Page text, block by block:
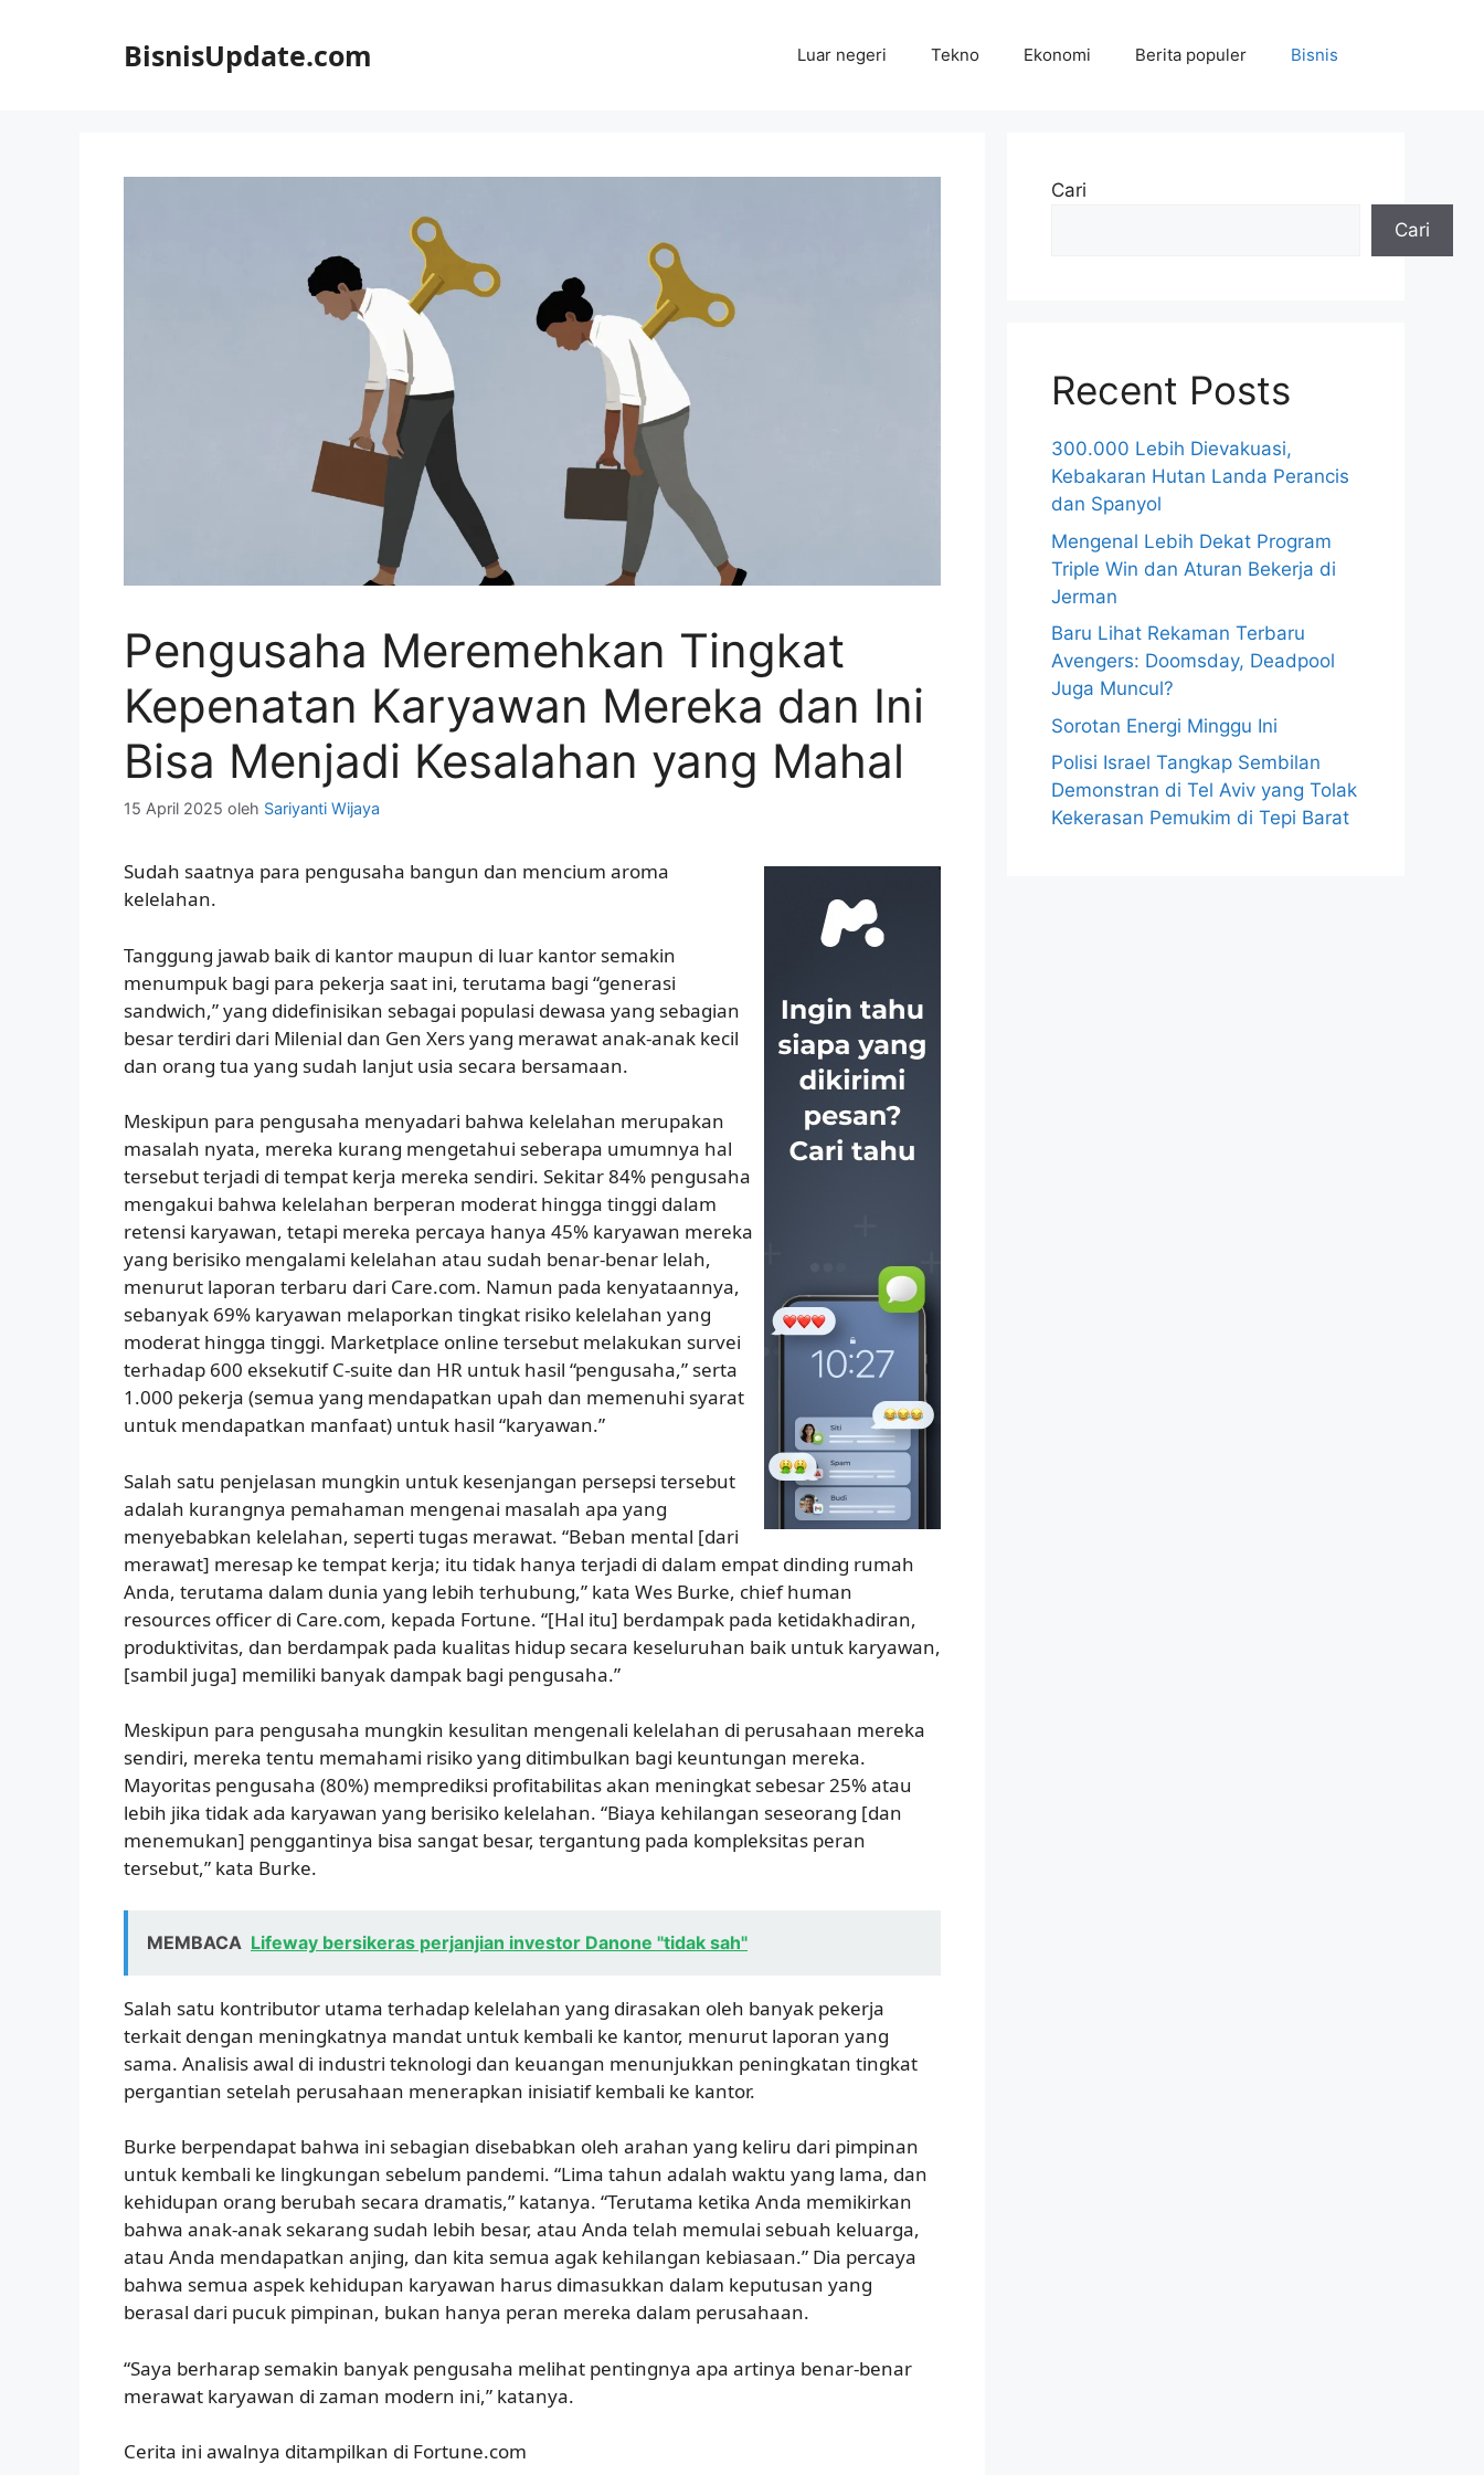
BisnisUpdate.com Luar negeri Tekno Ekonomi Berita populer Bisnis
Pengusaha Meremehkan Tingkat
Kepenatan Karyawan Mereka dan Ini
Bisa Menjadi Kesalahan yang Mahal
15 April 2025 oleh Sariyanti Wijaya
Sudah saatnya para pengusaha bangun dan mencium aroma
kelelahan.
Tanggung jawab baik di kantor maupun di luar kantor semakin
menumpuk bagi para pekerja saat ini, terutama bagi “generasi
sandwich,” yang didefinisikan sebagai populasi dewasa yang sebagian
besar terdiri dari Milenial dan Gen Xers yang merawat anak-anak kecil
dan orang tua yang sudah lanjut usia secara bersamaan.
Meskipun para pengusaha menyadari bahwa kelelahan merupakan
masalah nyata, mereka kurang mengetahui seberapa umumnya hal
tersebut terjadi di tempat kerja mereka sendiri. Sekitar 84% pengusaha
mengakui bahwa kelelahan berperan moderat hingga tinggi dalam
retensi karyawan, tetapi mereka percaya hanya 45% karyawan mereka
yang berisiko mengalami kelelahan atau sudah benar-benar lelah,
menurut laporan terbaru dari Care.com. Namun pada kenyataannya,
sebanyak 69% karyawan melaporkan tingkat risiko kelelahan yang
moderat hingga tinggi. Marketplace online tersebut melakukan survei
terhadap 600 eksekutif C-suite dan HR untuk hasil “pengusaha,” serta
1.000 pekerja (semua yang mendapatkan upah dan memenuhi syarat
untuk mendapatkan manfaat) untuk hasil “karyawan.”
Salah satu penjelasan mungkin untuk kesenjangan persepsi tersebut
adalah kurangnya pemahaman mengenai masalah apa yang
menyebabkan kelelahan, seperti tugas merawat. “Beban mental [dari
merawat] meresap ke tempat kerja; itu tidak hanya terjadi di dalam empat dinding rumah
Anda, terutama dalam dunia yang lebih terhubung,” kata Wes Burke, chief human
resources officer di Care.com, kepada Fortune. “[Hal itu] berdampak pada ketidakhadiran,
produktivitas, dan berdampak pada kualitas hidup secara keseluruhan baik untuk karyawan,
[sambil juga] memiliki banyak dampak bagi pengusaha.”
Meskipun para pengusaha mungkin kesulitan mengenali kelelahan di perusahaan mereka
sendiri, mereka tentu memahami risiko yang ditimbulkan bagi keuntungan mereka.
Mayoritas pengusaha (80%) memprediksi profitabilitas akan meningkat sebesar 25% atau
lebih jika tidak ada karyawan yang berisiko kelelahan. “Biaya kehilangan seseorang [dan
menemukan] penggantinya bisa sangat besar, tergantung pada kompleksitas peran
tersebut,” kata Burke.
MEMBACA Lifeway bersikeras perjanjian investor Danone "tidak sah"
Salah satu kontributor utama terhadap kelelahan yang dirasakan oleh banyak pekerja
terkait dengan meningkatnya mandat untuk kembali ke kantor, menurut laporan yang
sama. Analisis awal di industri teknologi dan keuangan menunjukkan peningkatan tingkat
pergantian setelah perusahaan menerapkan inisiatif kembali ke kantor.
Burke berpendapat bahwa ini sebagian disebabkan oleh arahan yang keliru dari pimpinan
untuk kembali ke lingkungan sebelum pandemi. “Lima tahun adalah waktu yang lama, dan
kehidupan orang berubah secara dramatis,” katanya. “Terutama ketika Anda memikirkan
bahwa anak-anak sekarang sudah lebih besar, atau Anda telah memulai sebuah keluarga,
atau Anda mendapatkan anjing, dan kita semua agak kehilangan kebiasaan.” Dia percaya
bahwa semua aspek kehidupan karyawan harus dimasukkan dalam keputusan yang
berasal dari pucuk pimpinan, bukan hanya peran mereka dalam perusahaan.
“Saya berharap semakin banyak pengusaha melihat pentingnya apa artinya benar-benar
merawat karyawan di zaman modern ini,” katanya.
Cerita ini awalnya ditampilkan di Fortune.com
Cari
Cari
Recent Posts
300.000 Lebih Dievakuasi,
Kebakaran Hutan Landa Perancis
dan Spanyol
Mengenal Lebih Dekat Program
Triple Win dan Aturan Bekerja di
Jerman
Baru Lihat Rekaman Terbaru
Avengers: Doomsday, Deadpool
Juga Muncul?
Sorotan Energi Minggu Ini
Polisi Israel Tangkap Sembilan
Demonstran di Tel Aviv yang Tolak
Kekerasan Pemukim di Tepi Barat